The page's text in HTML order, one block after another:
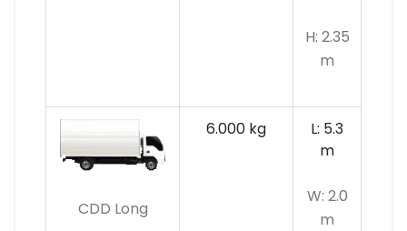
H: 2.35
m
CDD Long
6.000 kg
L: 5.3
m
W: 2.0
m